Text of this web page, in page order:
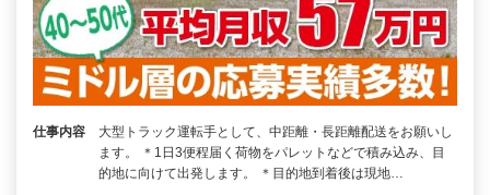
仕事内容
大型トラック運転手として、中距離・長距離配送をお願いし
ます。 ＊1日3便程届く荷物をパレットなどで積み込み、目
的地に向けて出発します。 ＊目的地到着後は現地…